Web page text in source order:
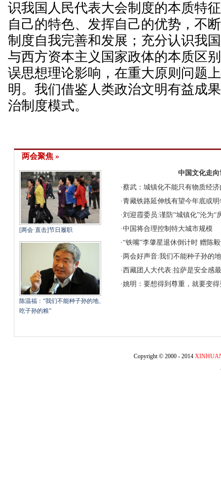
识我国人民代表大会制度的本质特
自己的特色、发挥自己的优势，不
制度自我完善和发展；充分认识我
与西方资本主义国家政体的本质区
误思想理论影响，在重大原则问题
明。我们借鉴人类政治文明有益成
治制度模式。
两会聚焦 »
[两会·直击]节日履职
陈温福：“我们不能种子孙的地、
吃子孙的粮”
中国文化走
·蔡武：城镇化不能只有物质经
·青藏铁路延伸线有望今年底或
·刘迎霞委员:谨防“城镇化”沦为“
·中国将合理控制特大城市规模
·“铁嘴”李肇星退休倒计时 赠陈
· 两会好声音:我们不能种子孙的
·西藏团人大代表:拉萨是安全感
·姚明：要想得到尊重，就要变得
Copyright © 2000 - 2014